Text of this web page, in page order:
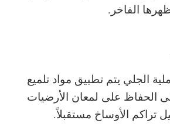
الفاخر.
الجلي يتم تطبيق مواد تلميع
الحفاظ على لمعان الأرضيات
تراكم الأوساخ مستقبلاً.